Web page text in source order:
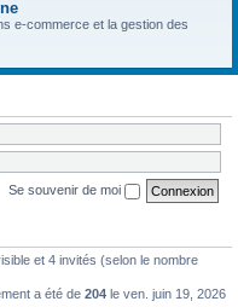
e-commerce et la gestion des
Se souvenir de moi
et 4 invités (selon le nombre
a été de 204 le ven. juin 19, 2026